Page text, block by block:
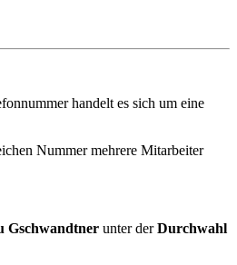
handelt es sich um eine
Nummer mehrere Mitarbeiter
Gschwandtner unter derDurchwahl